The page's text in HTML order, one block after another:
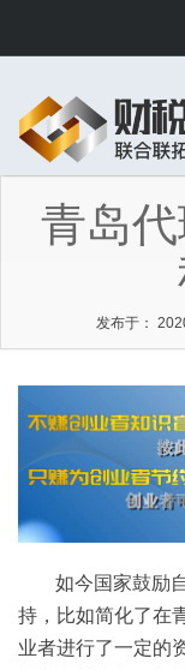
青岛
发布于：
如今国家鼓励
持，比如简化了在
业者进行了一定的